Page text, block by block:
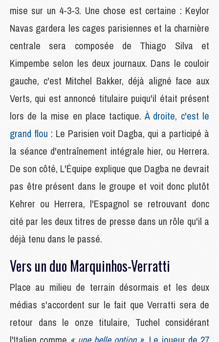
mise sur un 4-3-3. Une chose est certaine : Keylor
Navas gardera les cages parisiennes et la charnière
centrale sera composée de Thiago Silva et
Kimpembe selon les deux journaux. Dans le couloir
gauche, c'est Mitchel Bakker, déjà aligné face aux
Verts, qui est annoncé titulaire puiqu'il était présent
lors de la mise en place tactique. À droite, c'est le
grand flou : Le Parisien voit Dagba, qui a participé à
la séance d'entraînement intégrale hier, ou Herrera.
De son côté, L'Équipe explique que Dagba ne devrait
pas être présent dans le groupe et voit donc plutôt
Kehrer ou Herrera, l'Espagnol se retrouvant donc
cité par les deux titres de presse dans un rôle qu'il a
déjà tenu dans le passé.
Vers un duo Marquinhos-Verratti
Place au milieu de terrain désormais et les deux
médias s'accordent sur le fait que Verratti sera de
retour dans le onze titulaire, Tuchel considérant